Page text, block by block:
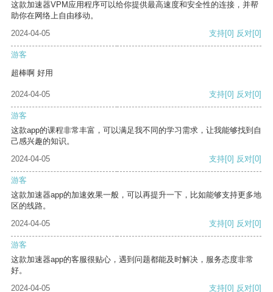
这款加速器VPM应用程序可以给你提供最高速度和安全性的连接，并帮
助你在网络上自由移动。
2024-04-05
支持[0] 反对[0]
游客
超棒啊 好用
2024-04-05 支持[0] 反对[0]
游客
这款app的课程非常丰富，可以满足我不同的学习需求，让我能够找到自
己感兴趣的知识。
2024-04-05
支持[0] 反对[0]
游客
这款加速器app的加速效果一般，可以再提升一下，比如能够支持更多地
区的线路。
2024-04-05
支持[0] 反对[0]
游客
这款加速器app的客服很贴心，遇到问题都能及时解决，服务态度非常
好。
2024-04-05
支持[0] 反对[0]